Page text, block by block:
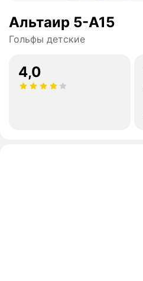
Альтаир 5-А15
Гольфы детские
4,0